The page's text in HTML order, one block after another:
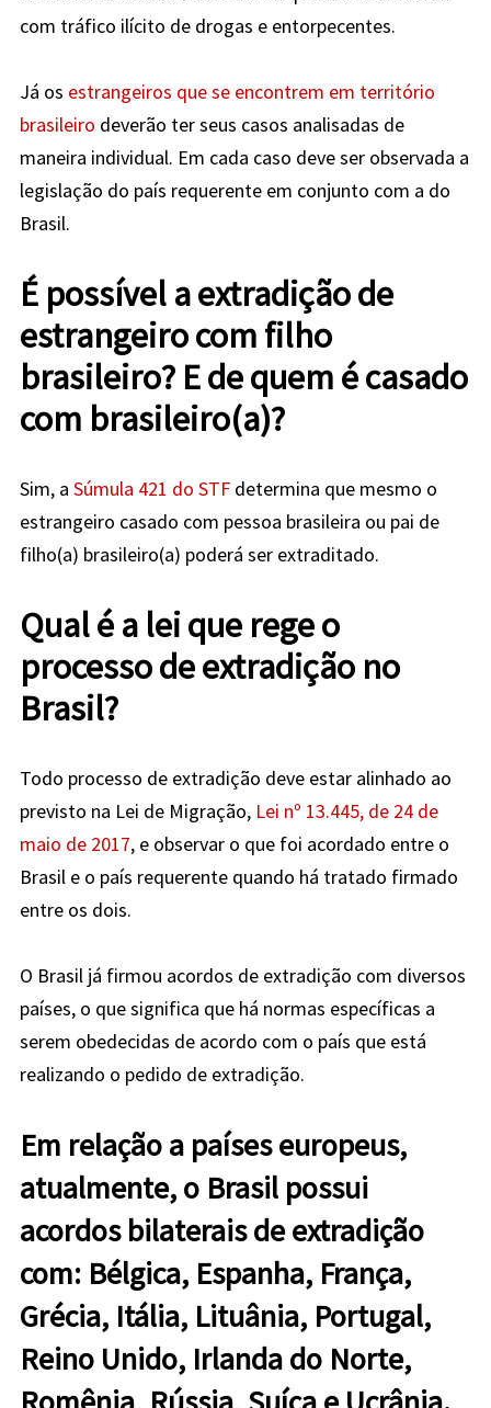
com tráfico ilícito de drogas e entorpecentes.
Já os estrangeiros que se encontrem em território
brasileiro deverão ter seus casos analisadas de
maneira individual. Em cada caso deve ser observada a
legislação do país requerente em conjunto com a do
Brasil.
É possível a extradição de
estrangeiro com filho
brasileiro? E de quem é casado
com brasileiro(a)?
Sim, a Súmula 421 do STF determina que mesmo o
estrangeiro casado com pessoa brasileira ou pai de
filho(a) brasileiro(a) poderá ser extraditado.
Qual é a lei que rege o
processo de extradição no
Brasil?
Todo processo de extradição deve estar alinhado ao
previsto na Lei de Migração, Lei nº 13.445, de 24 de
maio de 2017, e observar o que foi acordado entre o
Brasil e o país requerente quando há tratado firmado
entre os dois.
O Brasil já firmou acordos de extradição com diversos
países, o que significa que há normas específicas a
serem obedecidas de acordo com o país que está
realizando o pedido de extradição.
Em relação a países europeus,
atualmente, o Brasil possui
acordos bilaterais de extradição
com: Bélgica, Espanha, França,
Grécia, Itália, Lituânia, Portugal,
Reino Unido, Irlanda do Norte,